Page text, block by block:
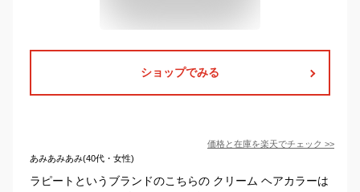
ショップでみる
価格と在庫を楽天でチェック >>
あみあみあみ(40代・女性)
ラピートというブランドのこちらの クリーム ヘアカラーは